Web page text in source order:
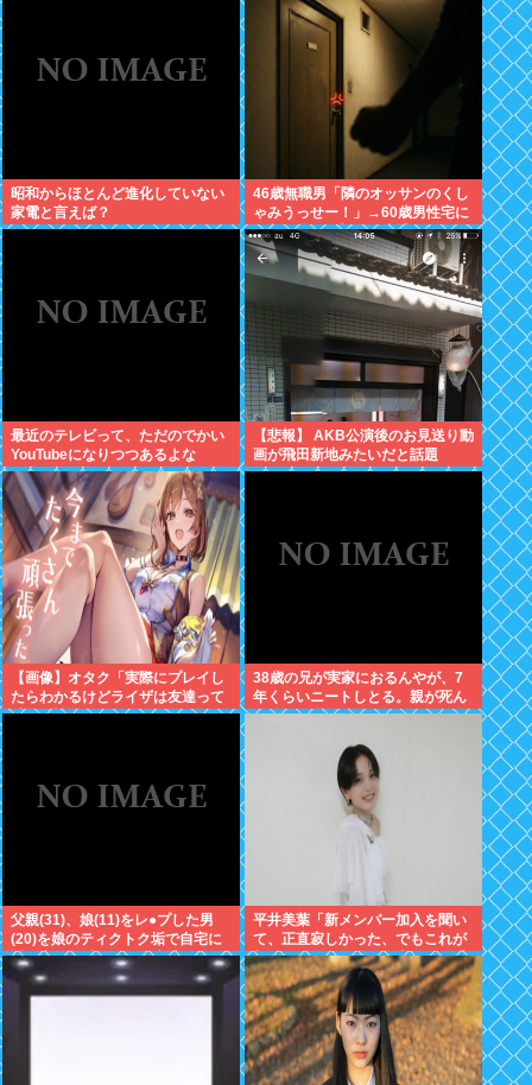
昭和からほとんど進化していない
家電と言えば？
46歳無職男「隣のオッサンのくし
ゃみうっせー！」→60歳男性宅に
侵入し暴行を加えて逮捕
最近のテレビって、ただのでかい
YouTubeになりつつあるよな
【悲報】 AKB公演後のお見送り動
画が飛田新地みたいだと話題
に・・・
【画像】オタク「実際にプレイし
たらわかるけどライザは友達って
感じで性的な目では見れないw」
38歳の兄が実家におるんやが、7
年くらいニートしとる。親が死ん
だ後の処理どうしよう
父親(31)、娘(11)をレ●プした男
(20)を娘のティクトク垢で自宅に
誘い出し自助 2人とも逮捕
平井美葉「新メンバー加入を聞い
て、正直寂しかった、でもこれが
新しいビヨなんだと、寂しさを受
け止めるこ